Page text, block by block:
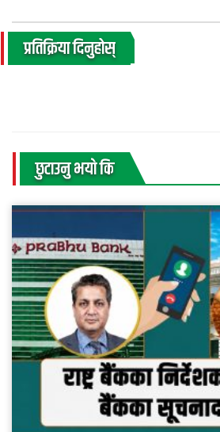
प्रतिक्रिया दिनुहोस्
छुटाउनु भयाे कि